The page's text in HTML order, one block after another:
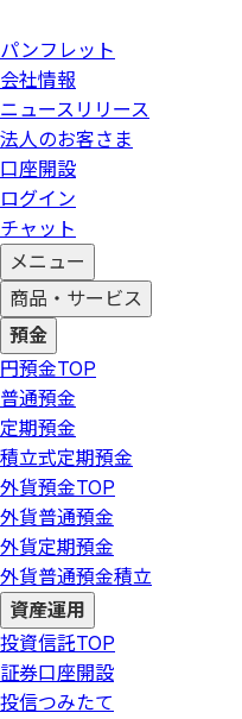
パンフレット
会社情報
ニュースリリース
法人のお客さま
口座開設
ログイン
チャット
メニュー
商品・サービス
預金
円預金TOP
普通預金
定期預金
積立式定期預金
外貨預金TOP
外貨普通預金
外貨定期預金
外貨普通預金積立
資産運用
投資信託TOP
証券口座開設
投信つみたて